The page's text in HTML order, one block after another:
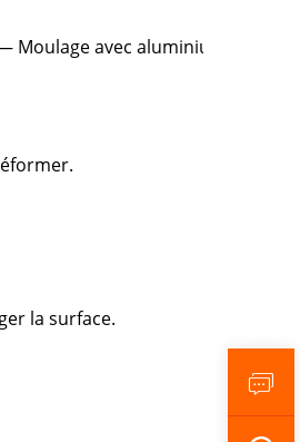
avec aluminium brut —
la surface.